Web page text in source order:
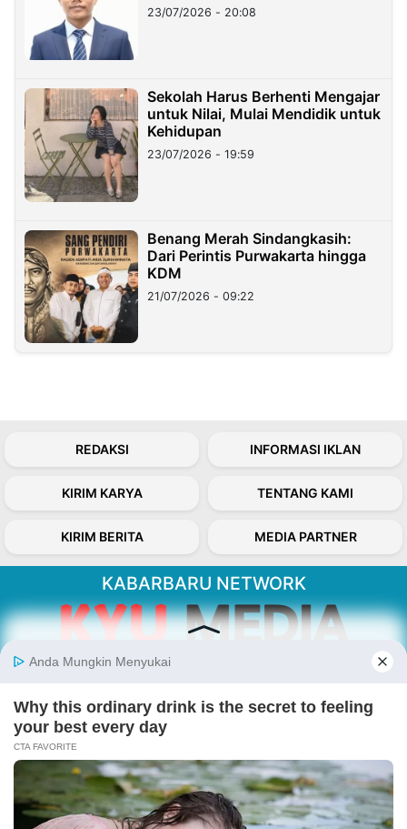
23/07/2026 - 20:08
Sekolah Harus Berhenti Mengajar
untuk Nilai, Mulai Mendidik untuk
Kehidupan
23/07/2026 - 19:59
Benang Merah Sindangkasih:
Dari Perintis Purwakarta hingga
KDM
21/07/2026 - 09:22
REDAKSI INFORMASI IKLAN
KIRIM KARYA TENTANG KAMI
KIRIM BERITA MEDIA PARTNER
KABARBARU NETWORK
Kabarbaru.co menyajikan berita aktual dan
inspiratif dari sudut pandang berbaik sangka
Follow Kabarbaru